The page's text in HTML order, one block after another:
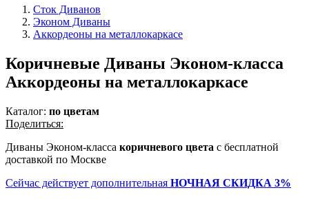
Сток Диванов
Эконом Диваны
Аккордеоны на металлокаркасе
Коричневые Диваны Эконом-класса
Аккордеоны на металлокаркасе
Каталог: по цветам
Поделиться:
Диваны Эконом-класса коричневого цвета с бесплатной
доставкой по Москве
Сейчас действует дополнительная НОЧНАЯ СКИДКА 3%